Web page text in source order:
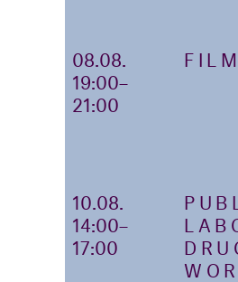
08.08.
19:00–
21:00
10.08.
14:00–
17:00